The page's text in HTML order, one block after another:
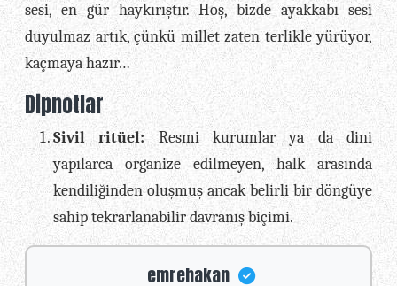
sesi, en gür haykırıştır. Hoş, bizde ayakkabı sesi
duyulmaz artık, çünkü millet zaten terlikle yürüyor,
kaçmaya hazır…
Dipnotlar
Sivil ritüel:Resmi kurumlar ya da dini
yapılarca organize edilmeyen, halk arasında
kendiliğinden oluşmuş ancak belirli bir döngüye
sahip tekrarlanabilir davranış biçimi.
emrehakan Tanıdığımız,